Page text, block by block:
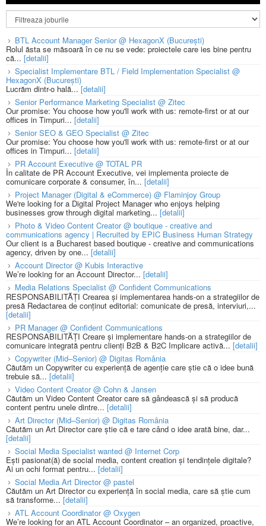
BTL Account Manager Senior @ HexagonX (București)
Rolul ăsta se măsoară în ce nu se vede: proiectele care ies bine pentru
că... [detalii]
Specialist Implementare BTL / Field Implementation Specialist @
HexagonX (București)
Lucrăm dintr-o hală...[detalii]
Senior Performance Marketing Specialist @ Zitec
Our promise: You choose how you'll work with us: remote-first or at our
offices in Timpuri... [detalii]
Senior SEO & GEO Specialist @ Zitec
Our promise: You choose how you'll work with us: remote-first or at our
offices in Timpuri... [detalii]
PR Account Executive @ TOTAL PR
În calitate de PR Account Executive, vei implementa proiecte de
comunicare corporate & consumer, în... [detalii]
Project Manager (Digital & eCommerce) @ Flaminjoy Group
We're looking for a Digital Project Manager who enjoys helping
businesses grow through digital marketing... [detalii]
Photo & Video Content Creator @ boutique - creative and
communications agency | Recruited by EPIC Business Human Strategy
Our client is a Bucharest based boutique - creative and communications
agency, driven by one... [detalii]
Account Director @ Kubis Interactive
We’re looking for an Account Director... [detalii]
Media Relations Specialist @ Confident Communications
RESPONSABILITĂȚI Crearea și implementarea hands-on a strategiilor de
presă Redactarea de conținut editorial: comunicate de presă, interviuri,...
[detalii]
PR Manager @ Confident Communications
RESPONSABILITĂȚI Creare și implementare hands-on a strategiilor de
comunicare integrată pentru clienți B2B & B2C Implicare activă... [detalii]
Copywriter (Mid–Senior) @ Digitas România
Căutăm un Copywriter cu experiență de agenție care știe că o idee bună
trebuie să... [detalii]
Video Content Creator @ Cohn & Jansen
Căutăm un Video Content Creator care să gândească și să producă
content pentru unele dintre... [detalii]
Art Director (Mid–Senior) @ Digitas România
Căutăm un Art Director care știe că e tare când o idee arată bine, dar...
[detalii]
Social Media Specialist wanted @ Internet Corp
Ești pasionat(ă) de social media, content creation și tendințele digitale?
Ai un ochi format pentru... [detalii]
Social Media Art Director @ pastel
Căutăm un Art Director cu experiență în social media, care să știe cum
să transforme... [detalii]
ATL Account Coordinator @ Oxygen
We’re looking for an ATL Account Coordinator – an organized, proactive,